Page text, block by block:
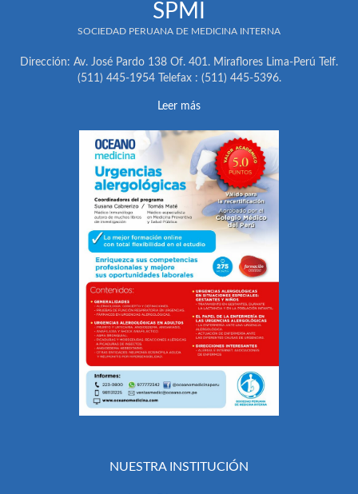
SPMI
SOCIEDAD PERUANA DE MEDICINA INTERNA
Dirección: Av. José Pardo 138 Of. 401. Miraflores Lima-Perú Telf.
(511) 445-1954 Telefax : (511) 445-5396.
Leer más
NUESTRA INSTITUCIÓN